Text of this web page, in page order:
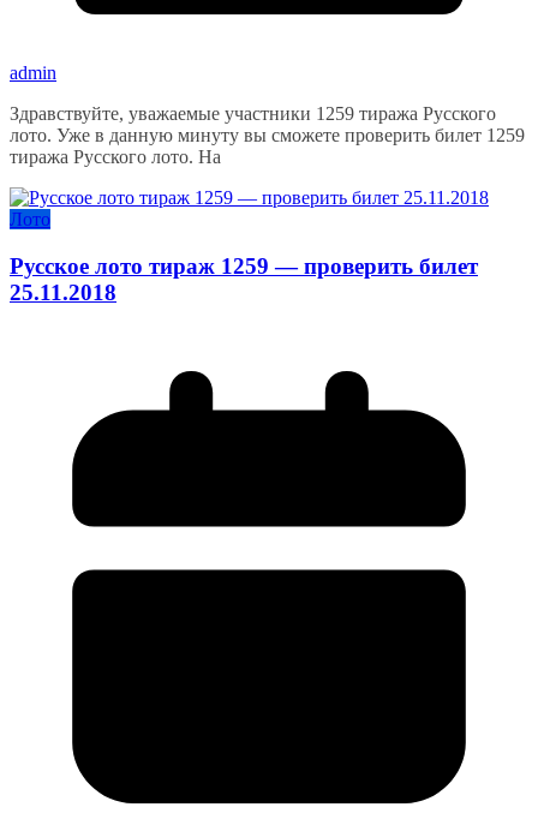
admin
Здравствуйте, уважаемые участники 1259 тиража Русского
лото. Уже в данную минуту вы сможете проверить билет 1259
тиража Русского лото. На
Лото
Русское лото тираж 1259 — проверить билет
25.11.2018